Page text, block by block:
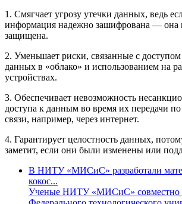
1. Смягчает угрозу утечки данных, ведь
информация надежно зашифрована — она
защищена.
2. Уменьшает риски, связанные с доступом
данных в «облако» и использованием на
устройствах.
3. Обеспечивает невозможность
доступа к данным во время их передачи
связи, например, через интернет.
4. Гарантирует целостность данных,
заметит, если они были изменены или
В НИТУ «МИСиС» разработали
кокос...
Ученые НИТУ «МИСиС» совместно